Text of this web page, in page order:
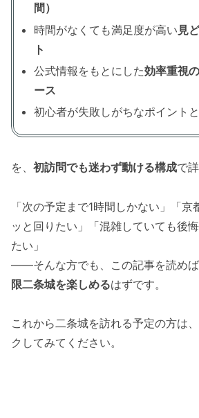
間）
時間がなくても満足度が高い 見
ト
公式情報をもとにした効率重視
ース
初心者が失敗しがちなポイント
を、 初訪問でも迷わず動ける構成で
「次の予定まで1時間しかない」「京
ッと回りたい」「混雑していても後
たい」
――そんな方でも、この記事を読めば
限二条城を楽しめるはずです。
これから二条城を訪れる予定の方は
クしてみてください。